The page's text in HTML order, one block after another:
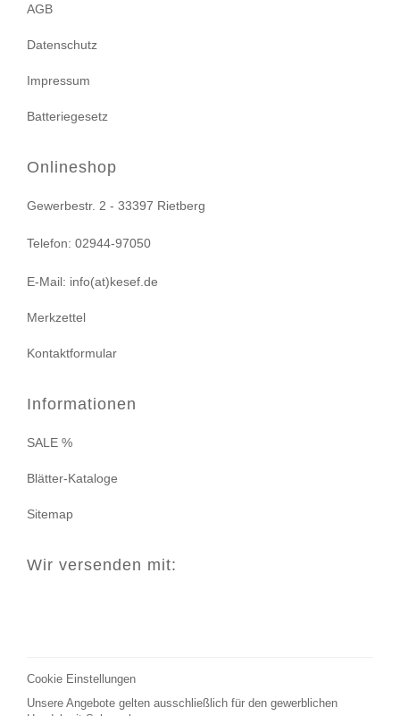
AGB
Datenschutz
Impressum
Batteriegesetz
Onlineshop
Gewerbestr. 2 - 33397 Rietberg
Telefon: 02944-97050
E-Mail: info(at)kesef.de
Merkzettel
Kontaktformular
Informationen
SALE %
Blätter-Kataloge
Sitemap
Wir versenden mit:
Cookie Einstellungen
Unsere Angebote gelten ausschließlich für den gewerblichen